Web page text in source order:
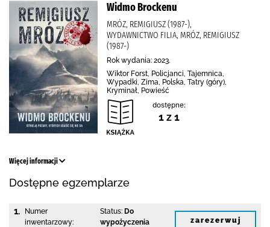
Widmo Brockenu
MRÓZ, REMIGIUSZ (1987-),
WYDAWNICTWO FILIA, MRÓZ, REMIGIUSZ
(1987-)
Rok wydania: 2023.
Wiktor Forst, Policjanci, Tajemnica,
Wypadki, Zima, Polska, Tatry (góry),
Kryminał, Powieść
dostępne:
1 z 1
Więcej informacji
Dostępne egzemplarze
1.
Numer
inwentarzowy:
Status: Do
wypożyczenia
zarezerwuj